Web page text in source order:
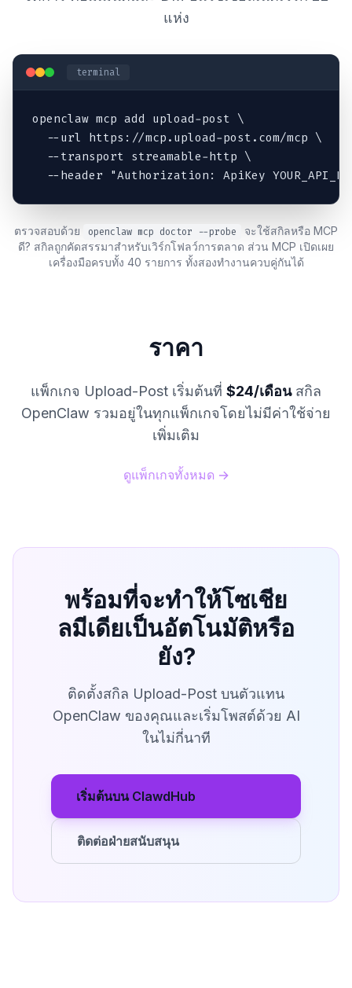
แห่ง
terminal
openclaw mcp add upload-post \
  --url https://mcp.upload-post.com/mcp \
  --transport streamable-http \
--header "Authorization: ApiKey
ตรวจสอบด้วย openclaw mcp doctor --probe
จะใช้สกิลหรือ MCP
ดี? สกิลถูกคัดสรรมาสำหรับเวิร์กโฟลว์การตลาด ส่วน MCP เปิดเผย
เครื่องมือครบทั้ง 40 รายการ ทั้งสองทำงานควบคู่กันได้
ราคา
แพ็กเกจ Upload-Post เริ่มต้นที่ $24/เดือนสกิล
OpenClaw รวมอยู่ในทุกแพ็กเกจโดยไม่มีค่าใช้จ่าย
เพิ่มเติม
ดูแพ็กเกจทั้งหมด →
พร้อมที่จะทำให้โซเชีย
ลมีเดียเป็นอัตโนมัติหรือ
ยัง?
ติดตั้งสกิล Upload-Post บนตัวแทน
OpenClaw ของคุณและเริ่มโพสต์ด้วย AI
ในไม่กี่นาที
เริ่มต้นบน ClawdHub
ติดต่อฝ่ายสนับสนุน